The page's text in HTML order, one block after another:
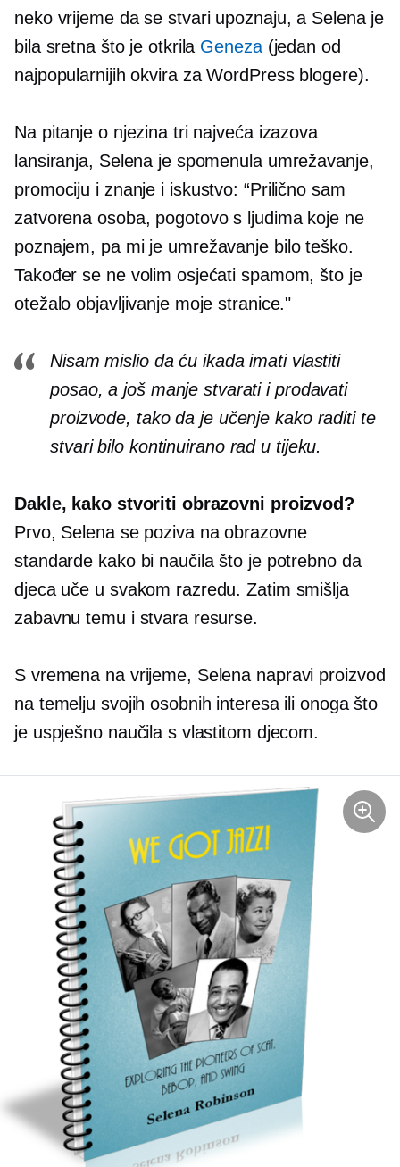
neko vrijeme da se stvari upoznaju, a Selena je
bila sretna što je otkrila Geneza(jedan od
najpopularnijih okvira za WordPress blogere).
Na pitanje o njezina tri najveća izazova
lansiranja, Selena je spomenula umrežavanje,
promociju i znanje i iskustvo: “Prilično sam
zatvorena osoba, pogotovo s ljudima koje ne
poznajem, pa mi je umrežavanje bilo teško.
Također se ne volim osjećati spamom, što je
otežalo objavljivanje moje stranice."
Nisam mislio da ću ikada imati vlastiti
posao, a još manje stvarati i prodavati
proizvode, tako da je učenje kako raditi te
stvari bilo kontinuirano rad u tijeku.
Dakle, kako stvoriti obrazovni proizvod?
Prvo, Selena se poziva na obrazovne
standarde kako bi naučila što je potrebno da
djeca uče u svakom razredu. Zatim smišlja
zabavnu temu i stvara resurse.
S vremena na vrijeme, Selena napravi proizvod
na temelju svojih osobnih interesa ili onoga što
je uspješno naučila s vlastitom djecom.